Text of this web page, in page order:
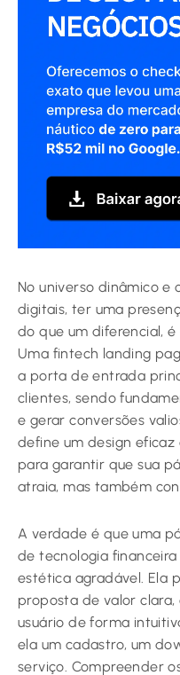
No universo dinâmico
digitais, ter uma
do que um diferencial,
Uma fintech landing
a porta de entrada
clientes, sendo
e gerar conversões
define um design eficaz
para garantir que sua
atraia, mas também
A verdade é que uma
de tecnologia
estética agradável. Ela
proposta de valor
usuário de forma
ela um cadastro, um
serviço. Compreender